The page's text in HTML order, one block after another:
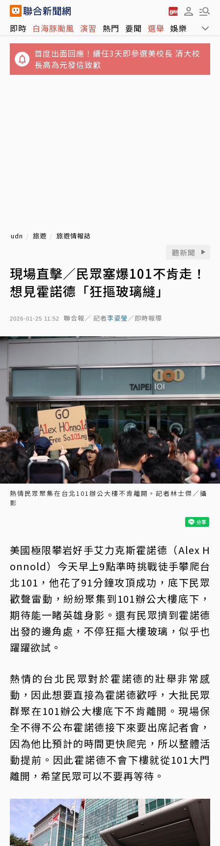
即時 白海豚颱風 演習 熱門 要聞 選舉 娛樂 運動
首度出面回應！續任3天即參選美校長 清大校
長高為元發信致歉
udn 旅遊 旅遊情報誌
聽新聞
現場直擊／民眾塞爆101不肯走！
想見霍諾德「狂摳玻璃縫」
2026-01-25 11:52 聯合報／ 記者李姿瑩／即時報導
熱情民眾聚集在台北101辦公大樓不肯離開。記者林士傑／攝
影
美國極限攀岩好手艾力克斯霍諾德（Alex H
onnold）今天早上9點準時挑戰徒手攀爬台
北101，他花了91分鐘攻頂成功，底下民眾
歡聲雷動，紛紛聚集到101辦公大樓底下，
期待能一睹英雄身影。還有民眾擠到霍諾德
出發的邊角處，不停狂摳大樓玻璃，似乎也
躍躍欲試。
熱情的台北民眾對於霍諾德的壯舉非常感
動，因此想要直接為霍諾德歡呼，大批民眾
群聚在101辦公大樓底下不肯離開。現場保
全不得不公布霍諾德接下來要出席記者會，
因為他比預計的時間更快爬完，所以整體活
動提前。因此霍諾德不會下樓就從101大門
離開，希望民眾可以不要再等待。